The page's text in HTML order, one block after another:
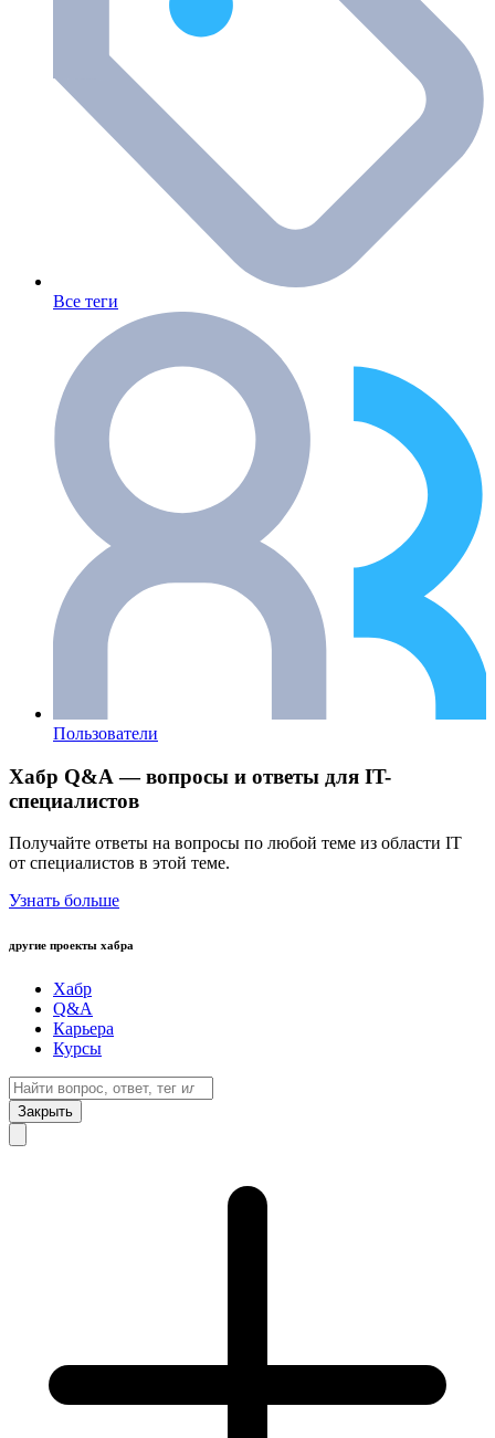
Все теги
Пользователи
Хабр Q&A — вопросы и ответы для IT-
специалистов
Получайте ответы на вопросы по любой теме из области IT
от специалистов в этой теме.
Узнать больше
другие проекты хабра
Хабр
Q&A
Карьера
Курсы
Закрыть